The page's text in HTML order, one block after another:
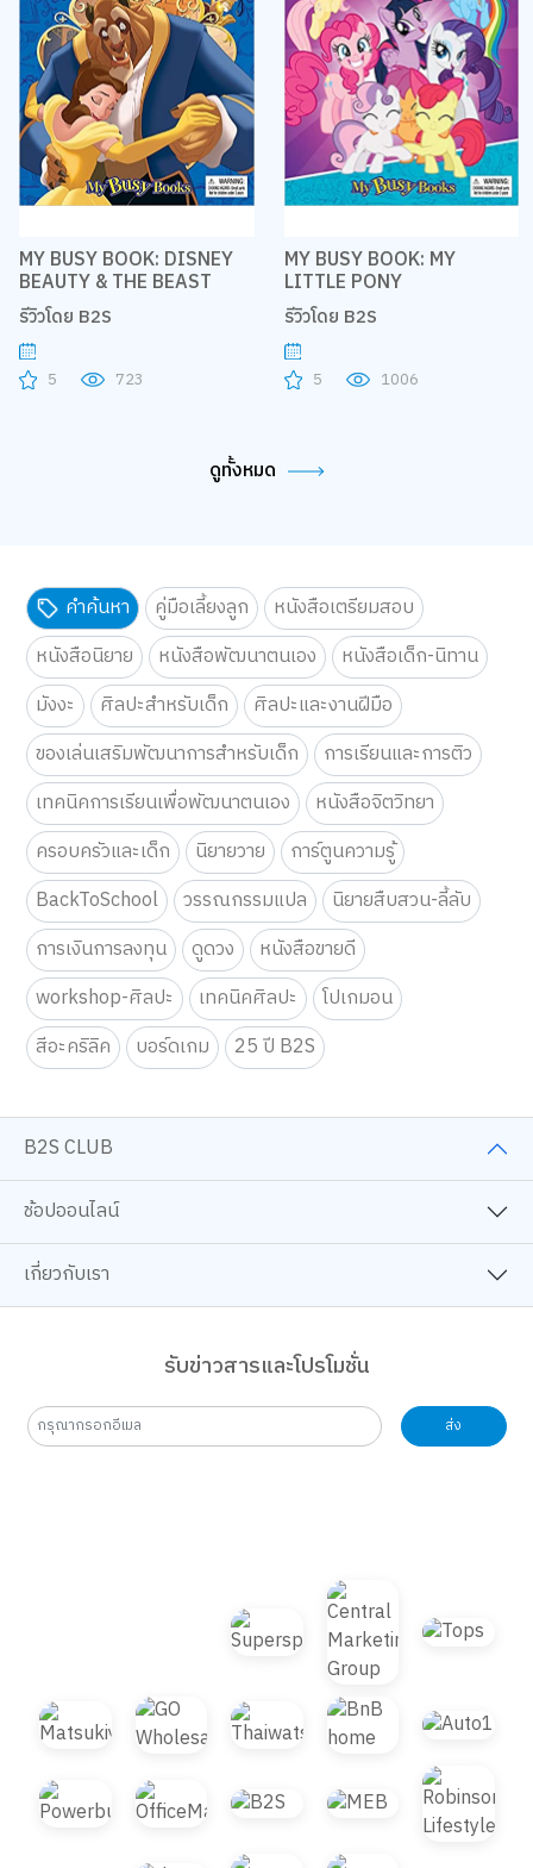
MY BUSY BOOK: DISNEY
BEAUTY & THE BEAST
รีวิวโดย B2S
5 723
MY BUSY BOOK: MY
LITTLE PONY
รีวิวโดย B2S
5 1006
ดูทั้งหมด
คำค้นหา คู่มือเลี้ยงลูก
หนังสือเตรียมสอบ
หนังสือนิยาย
หนังสือพัฒนาตนเอง
หนังสือเด็ก-นิทาน
มังงะ
ศิลปะสำหรับเด็ก
ศิลปะและงานฝีมือ
ของเล่นเสริมพัฒนาการสำหรับเด็ก
การเรียนและการติว
เทคนิคการเรียนเพื่อพัฒนาตนเอง
หนังสือจิตวิทยา
ครอบครัวและเด็ก
นิยายวาย
การ์ตูนความรู้
BackToSchool
วรรณกรรมแปล
นิยายสืบสวน-ลี้ลับ
การเงินการลงทุน
ดูดวง
หนังสือขายดี
workshop-ศิลปะ
เทคนิคศิลปะ
โปเกมอน
สีอะคริลิค
บอร์ดเกม 25 ปี B2S
B2S CLUB
ช้อปออนไลน์
เกี่ยวกับเรา
รับข่าวสารและโปรโมชั่น
ส่ง